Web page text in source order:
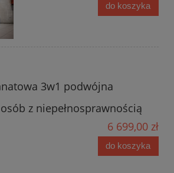
do koszyka
3w1 podwójna
z niepełnosprawnością
6 699,00 zł
do koszyka